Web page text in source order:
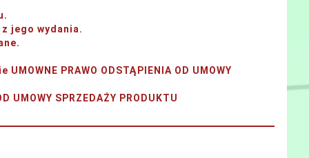
jego wydania.
PRAWO ODSTĄPIENIA OD UMOWY
SPRZEDAŻY PRODUKTU